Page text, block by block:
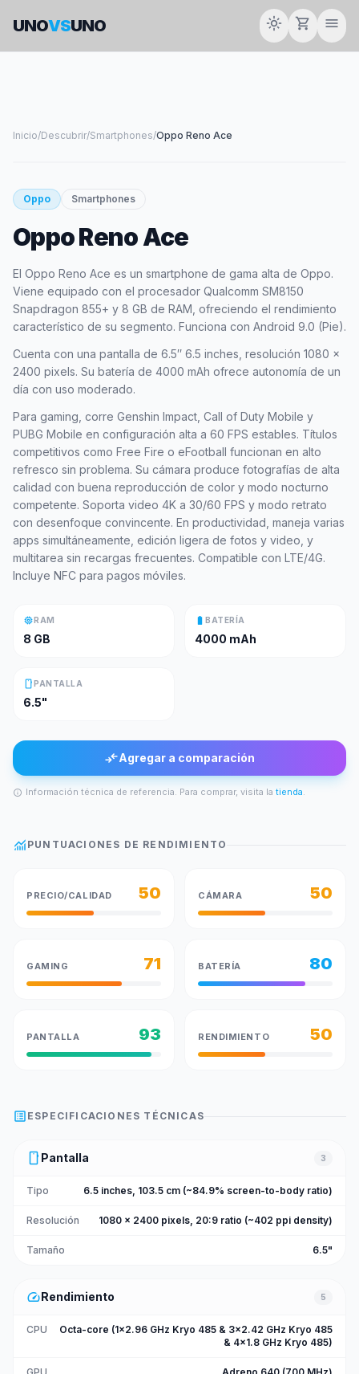
UNOVSUNO light_mode shopping_cart menu
Inicio/Descubrir/Smartphones/Oppo Reno Ace
smartphone
OPPO
Oppo Smartphones
Oppo Reno Ace
El Oppo Reno Ace es un smartphone de gama alta de Oppo.
Viene equipado con el procesador Qualcomm SM8150
Snapdragon 855+ y 8 GB de RAM, ofreciendo el rendimiento
característico de su segmento. Funciona con Android 9.0 (Pie).
Cuenta con una pantalla de 6.5″ 6.5 inches, resolución 1080 x
2400 pixels. Su batería de 4000 mAh ofrece autonomía de un
día con uso moderado.
Para gaming, corre Genshin Impact, Call of Duty Mobile y
PUBG Mobile en configuración alta a 60 FPS estables. Títulos
competitivos como Free Fire o eFootball funcionan en alto
refresco sin problema. Su cámara produce fotografías de alta
calidad con buena reproducción de color y modo nocturno
competente. Soporta video 4K a 30/60 FPS y modo retrato
con desenfoque convincente. En productividad, maneja varias
apps simultáneamente, edición ligera de fotos y video, y
multitarea sin recargas frecuentes. Compatible con LTE/4G.
Incluye NFC para pagos móviles.
memoryRAM
8 GB
battery_full BATERÍA
4000 mAh
smartphonePANTALLA
6.5"
compare_arrowsAgregar a comparación
info Información técnica de referencia. Para comprar, visita la tienda.
monitoring PUNTUACIONES DE RENDIMIENTO
PRECIO/CALIDAD 50 CÁMARA 50
GAMING 71 BATERÍA 80
PANTALLA 93 RENDIMIENTO 50
list_alt ESPECIFICACIONES TÉCNICAS
smartphone Pantalla 3
Tipo 6.5 inches, 103.5 cm (~84.9% screen-to-body ratio)
Resolución 1080 x 2400 pixels, 20:9 ratio (~402 ppi density)
Tamaño 6.5"
speedRendimiento 5
CPU
Octa-core (1x2.96 GHz Kryo 485 & 3x2.42 GHz Kryo 485
& 4x1.8 GHz Kryo 485)